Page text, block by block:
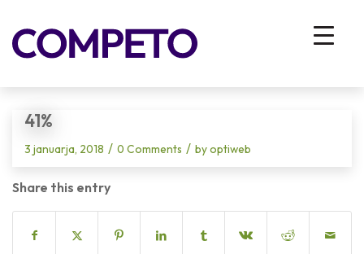
You are here: Home Vhodna stran / ZA PODJETJA
Razvoj ljudi in organizacij
Razvoj organizacij
41%
3 januarja, 2018 / 0 Comments / byoptiweb
Share this entry